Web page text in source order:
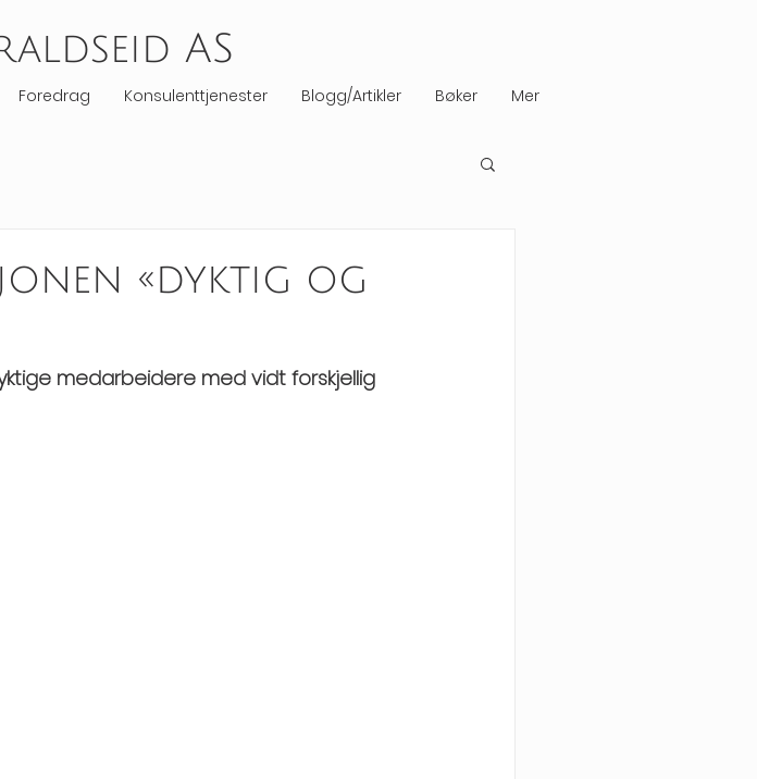
AS
Foredrag Konsulenttjenester Blogg/Artikler Bøker Mer
«dyktig og
medarbeidere med vidt forskjellig